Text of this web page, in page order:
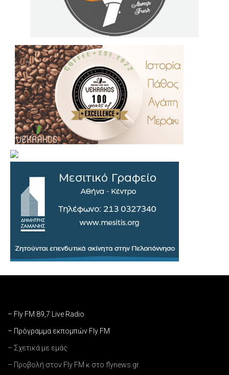
– Fly FM 89,7 Live Radio
– Πρόγραμμα εκπομπών Fly FM
– Σχετικά με εμάς
– Προβολή στον Fly FM κ στο flynews.gr